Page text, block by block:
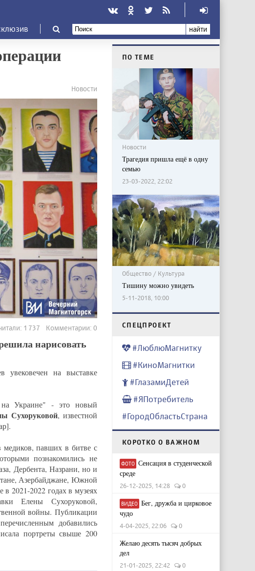
найти
Новости
1 737 Комментарии: 0
нарисовать
увековечен на выставке
на Украине" - это новый
Сухоруковой, известной
павших в битве с
познакомились не
Дербента, Назрани, но и
Азербайджане, Южной
2021-2022 годах в музеях
Елены Сухоруковой,
войны. Публикации
добавились
портреты свыше 200
ПО ТЕМЕ
Новости
Трагедия пришла ещё в одну
семью
23-03-2022, 22:02
Общество / Культура
Тишину можно увидеть
5-11-2018, 10:00
CПЕЦПРОЕКТ
#ЛюблюМагнитку
#КиноМагнитки
#ГлазамиДетей
#ЯПотребитель
#ГородОбластьСтрана
КОРОТКО О ВАЖНОМ
ФОТО Сенсация в студенческой
среде
26-12-2025, 14:28 0
ВИДЕО Бег, дружба и цирковое
чудо
4-04-2025, 22:06 0
Желаю десять тысяч добрых
дел
21-01-2025, 22:42 0